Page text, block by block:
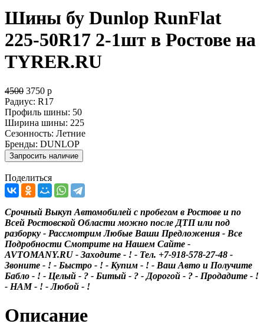
Шины бу Dunlop RunFlat
225-50R17 2-1шт в Ростове на
TYRER.RU
4500 3750 р
Радиус: R17
Профиль шины: 50
Ширина шины: 225
Сезонность: Летние
Бренды: DUNLOP
Поделиться
Срочный Выкуп Автомобилей с пробегом в Ростове и по
Всей Ростовской Области можно после ДТП или под
разборку - Рассмотрим Любые Ваши Предложения - Все
Подробности Смотрите на Нашем Сайте -
AVTOMANY.RU - Заходите - ! - Тел. +7-918-578-27-48 -
Звоните - ! - Быстро - ! - Купим - ! - Ваш Авто и Получите
Бабло - ! - Целый - ? - Битый - ? - Дорогой - ? - Продадите - !
- НАМ - ! - Любой - !
Описание